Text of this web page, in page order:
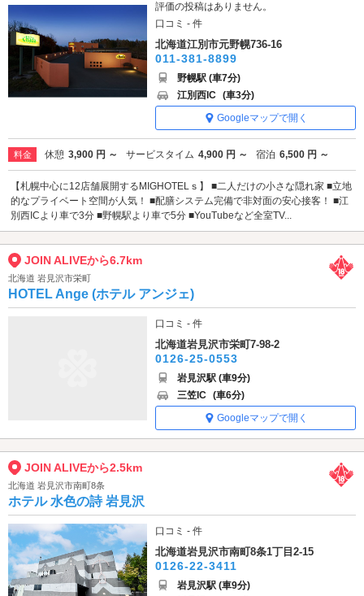
評価の投稿はありません。
口コミ - 件
北海道江別市元野幌736-16
011-381-8899
野幌駅 (車7分)
江別西IC (車3分)
Googleマップで開く
料金 休憩 3,900 円 ～ サービスタイム 4,900 円 ～ 宿泊 6,500 円 ～
【札幌中心に12店舗展開するMIGHOTELｓ】 ■二人だけの小さな隠れ家 ■立地
的なプライベート空間が人気！ ■配膳システム完備で非対面の安心接客！ ■江
別西ICより車で3分 ■野幌駅より車で5分 ■YouTubeなど全室TV...
JOIN ALIVEから6.7km
北海道 岩見沢市栄町
HOTEL Ange (ホテル アンジェ)
口コミ - 件
北海道岩見沢市栄町7-98-2
0126-25-0553
岩見沢駅 (車9分)
三笠IC (車6分)
Googleマップで開く
JOIN ALIVEから2.5km
北海道 岩見沢市南町8条
ホテル 水色の詩 岩見沢
口コミ - 件
北海道岩見沢市南町8条1丁目2-15
0126-22-3411
岩見沢駅 (車9分)